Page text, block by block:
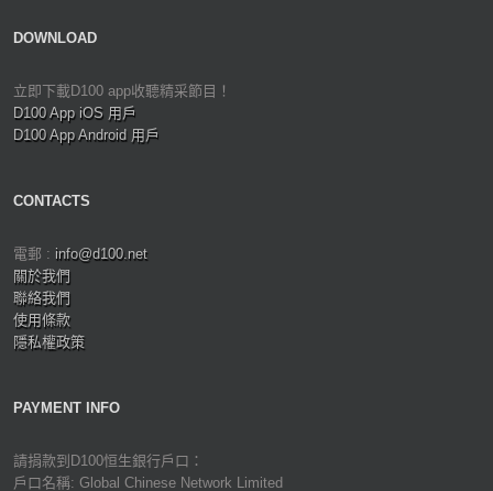
DOWNLOAD
立即下載D100 app收聽精采節目！
D100 App iOS 用戶
D100 App Android 用戶
CONTACTS
電郵 : info@d100.net
關於我們
聯絡我們
使用條款
隱私權政策
PAYMENT INFO
請捐款到D100恒生銀行戶口：
戶口名稱: Global Chinese Network Limited